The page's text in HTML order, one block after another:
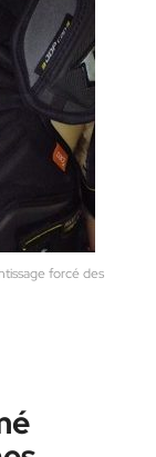
forcé des